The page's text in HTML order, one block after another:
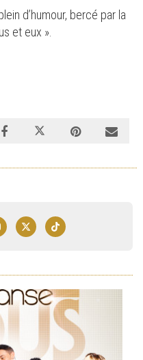
d’humour, bercé par la
et eux ».